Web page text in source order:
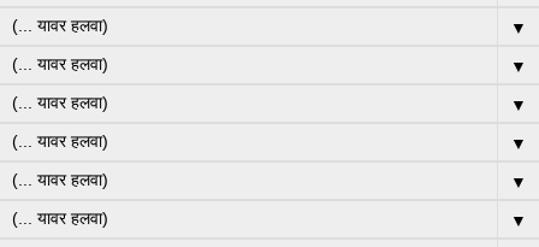
▼
▼
▼
▼
▼
▼